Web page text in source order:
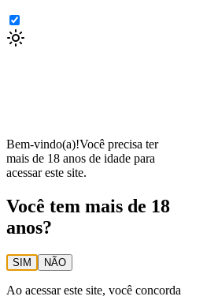
Bem-vindo(a)!Você precisa ter
mais de 18 anos de idade para
acessar este site.
Você tem mais de 18
anos?
SIM NÃO
Ao acessar este site, você concorda